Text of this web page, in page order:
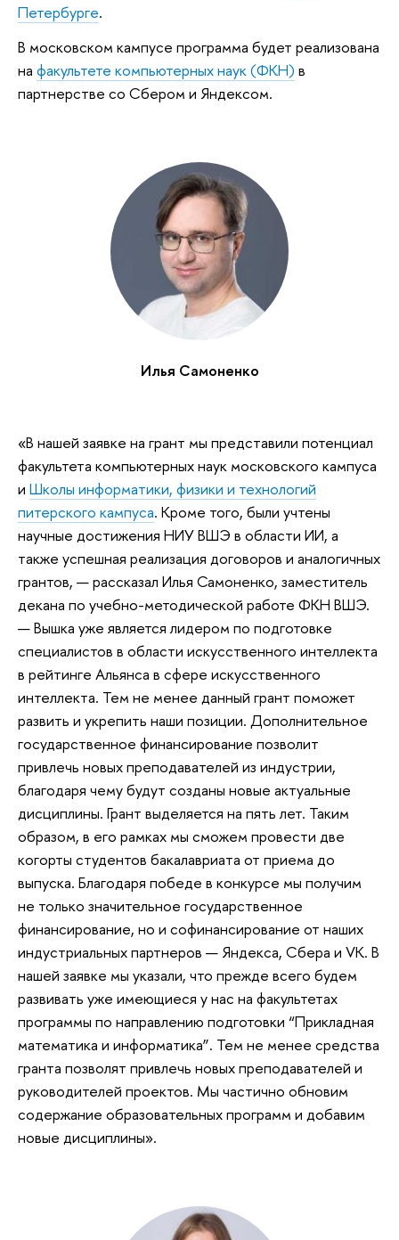
Петербурге.
В московском кампусе программа будет реализована
на факультете компьютерных наук (ФКН) в
партнерстве со Сбером и Яндексом.
Илья Самоненко
«В нашей заявке на грант мы представили потенциал
факультета компьютерных наук московского кампуса
и Школы информатики, физики и технологий
питерского кампуса. Кроме того, были учтены
научные достижения НИУ ВШЭ в области ИИ, а
также успешная реализация договоров и аналогичных
грантов, — рассказал Илья Самоненко, заместитель
декана по учебно-методической работе ФКН ВШЭ.
— Вышка уже является лидером по подготовке
специалистов в области искусственного интеллекта
в рейтинге Альянса в сфере искусственного
интеллекта. Тем не менее данный грант поможет
развить и укрепить наши позиции. Дополнительное
государственное финансирование позволит
привлечь новых преподавателей из индустрии,
благодаря чему будут созданы новые актуальные
дисциплины. Грант выделяется на пять лет. Таким
образом, в его рамках мы сможем провести две
когорты студентов бакалавриата от приема до
выпуска. Благодаря победе в конкурсе мы получим
не только значительное государственное
финансирование, но и софинансирование от наших
индустриальных партнеров — Яндекса, Сбера и VK. В
нашей заявке мы указали, что прежде всего будем
развивать уже имеющиеся у нас на факультетах
программы по направлению подготовки “Прикладная
математика и информатика”. Тем не менее средства
гранта позволят привлечь новых преподавателей и
руководителей проектов. Мы частично обновим
содержание образовательных программ и добавим
новые дисциплины».